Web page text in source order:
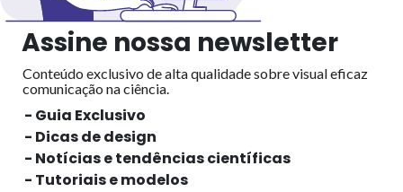
Assine nossa newsletter
Conteúdo exclusivo de alta qualidade sobre visual eficaz
comunicação na ciência.
- Guia Exclusivo
- Dicas de design
- Notícias e tendências científicas
- Tutoriais e modelos